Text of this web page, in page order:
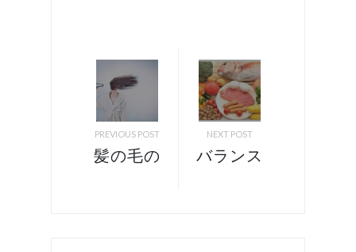
PREVIOUS POST
髪の毛の
NEXT POST
バランス